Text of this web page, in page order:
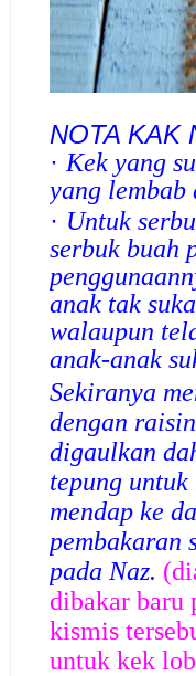
NOTA KAK
·Kek yang
yang lembab
· Untuk
serbuk buah
anak tak
walaupun
anak-anak
Sekiranya
dengan
digaulkan
tepung
mendap ke
pembakaran
pada Naz.
dibakar baru
kismis
untuk kek